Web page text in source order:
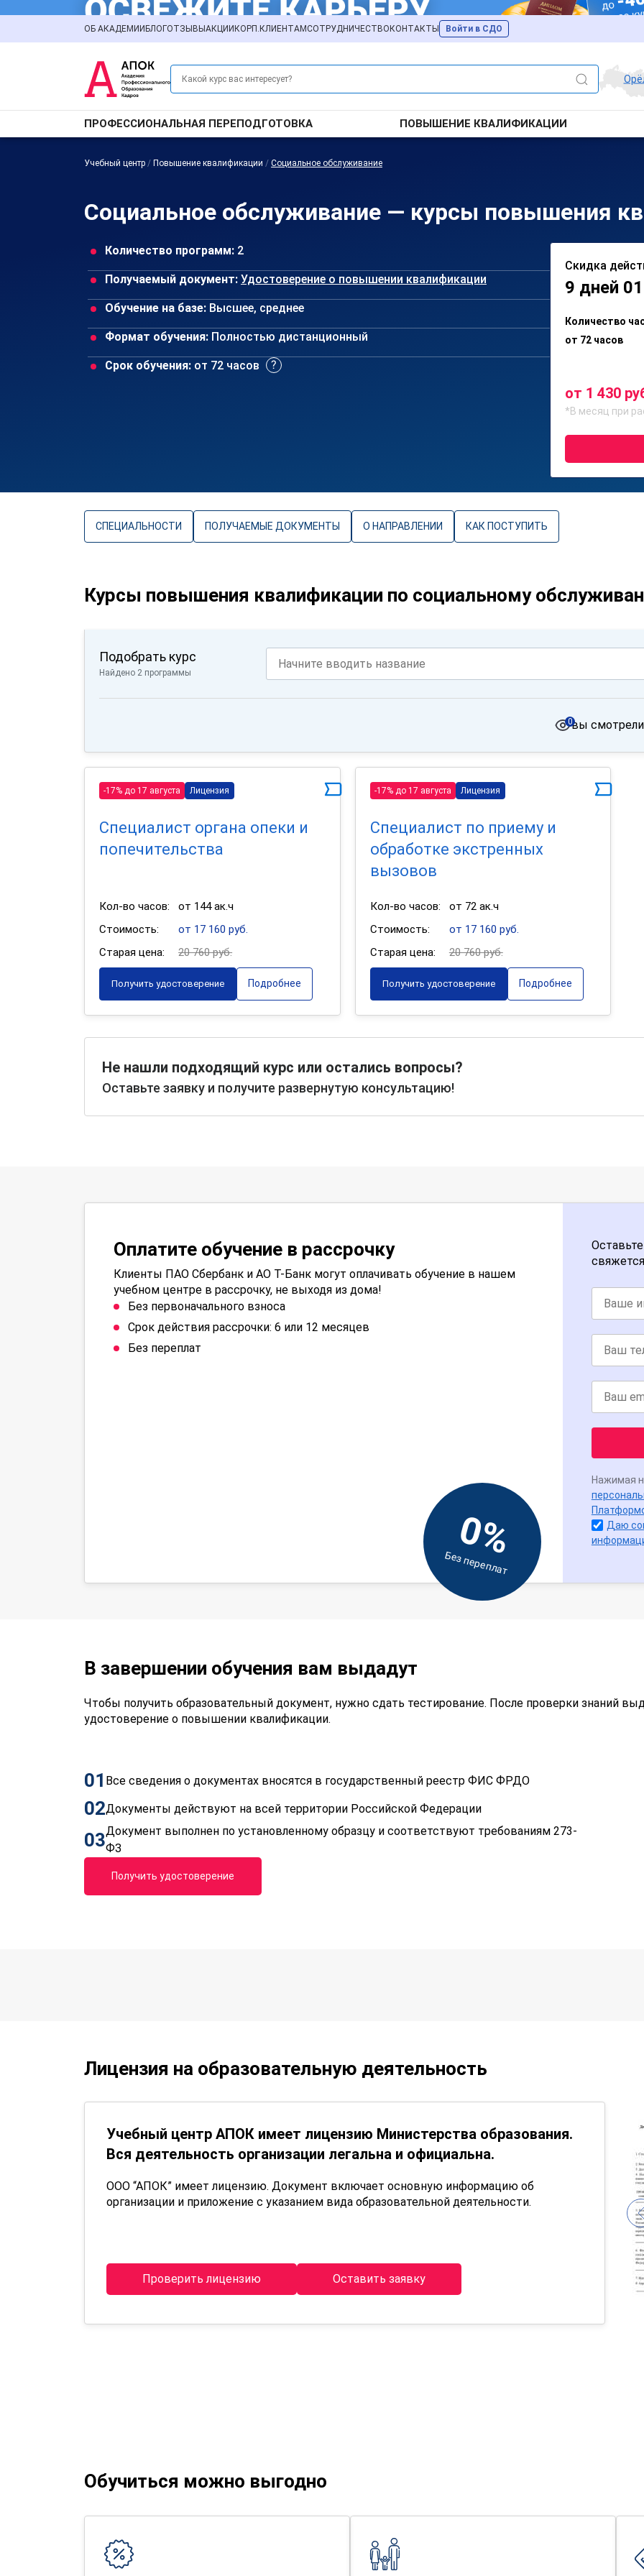
ОБ АКАДЕМИИ БЛОГОТЗЫВЫ АКЦИИ КОРП.КЛИЕНТАМСОТРУДНИЧЕСТВО КОНТАКТЫ Войти в СДО
ПРОФЕССИОНАЛЬНАЯ ПЕРЕПОДГОТОВКА ПОВЫШЕНИЕ КВАЛИФИКАЦИИ
Учебный центр / Повышение квалификации / Социальное обслуживание
Социальное обслуживание — курсы повышения
Количество программ: 2
Получаемый документ: Удостоверение о повышении квалификации
Обучение на базе: Высшее, среднее
Формат обучения: Полностью дистанционный
Срок обучения: от 72 часов
Скидка
9 дней
Количество
от 72 часов
от 1 430
*В месяц при
СПЕЦИАЛЬНОСТИ ПОЛУЧАЕМЫЕ ДОКУМЕНТЫ О НАПРАВЛЕНИИ КАК ПОСТУПИТЬ
Курсы повышения квалификации по социальному
Подобрать курс
Найдено 2 программы
вы смотрели
0
-17% до 17 августа Лицензия
Специалист органа опеки и
попечительства
Кол-во часов:
от 144 ак.ч
Стоимость:
от 17 160 руб.
Старая цена:
20 760 руб.
Получить удостоверение Подробнее
-17% до 17 августа Лицензия
Специалист по приему и
обработке экстренных
вызовов
Кол-во часов:
от 72 ак.ч
Стоимость:
от 17 160 руб.
Старая цена:
20 760 руб.
Получить удостоверение Подробнее
Не нашли подходящий курс или остались вопросы?
Оставьте заявку и получите развернутую консультацию!
Оплатите обучение в рассрочку
Клиенты ПАО Сбербанк и АО Т-Банк могут оплачивать обучение в нашем
учебном центре в рассрочку, не выходя из дома!
Без первоначального взноса
Срок действия рассрочки: 6 или 12 месяцев
Без переплат
0%
Без переплат
Нажимая
Даю
В завершении обучения вам выдадут
Чтобы получить образовательный документ, нужно сдать тестирование. После проверки знаний
удостоверение о повышении квалификации.
01 Все сведения о документах вносятся в государственный реестр ФИС ФРДО
02Документы действуют на всей территории Российской Федерации
03Документ выполнен по установленному образцу и соответствуют требованиям 273-
ФЗ
Получить удостоверение
Лицензия на образовательную деятельность
Учебный центр АПОК имеет лицензию Министерства образования.
Вся деятельность организации легальна и официальна.
ООО “АПОК” имеет лицензию. Документ включает основную информацию об
организации и приложение с указанием вида образовательной деятельности.
Проверить лицензию Оставить заявку
Обучиться можно выгодно